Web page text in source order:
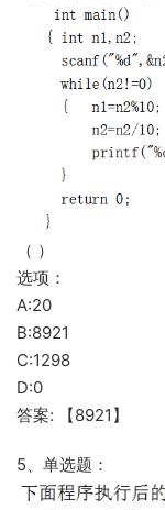
（ ）
选项：
A:20
B:8921
C:1298
D:0
答案: 【8921】
5、单选题：